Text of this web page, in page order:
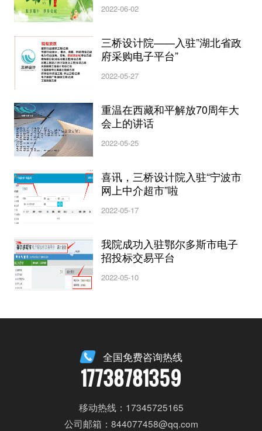
2022-06-02
三桥设计院——入驻”湖北省政
府采购电子平台”
2022-05-27
重温在西藏和平解放70周年大
会上的讲话
2022-05-25
喜讯，三桥设计院入驻“宁波市
网上中介超市”啦
2022-05-17
我院成功入驻鄂尔多斯市电子
招投标交易平台
2022-05-10
全国免费咨询热线
17738781359
移动热线：17345725165
公司邮箱：844077458@qq.com